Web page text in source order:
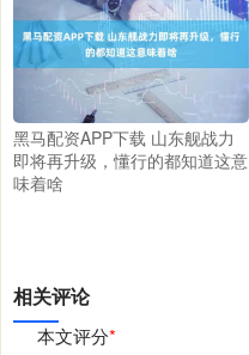
黑马配资APP下载 山东舰战力
即将再升级，懂行的都知道这意
味着啥
相关评论
本文评分*